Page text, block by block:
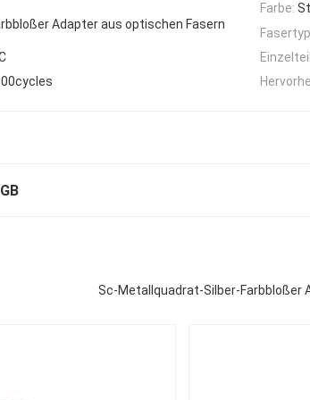
Adapter aus optischen Fasern
Farbe:
Sc-Metallquadrat-Silber-Farbbloßer